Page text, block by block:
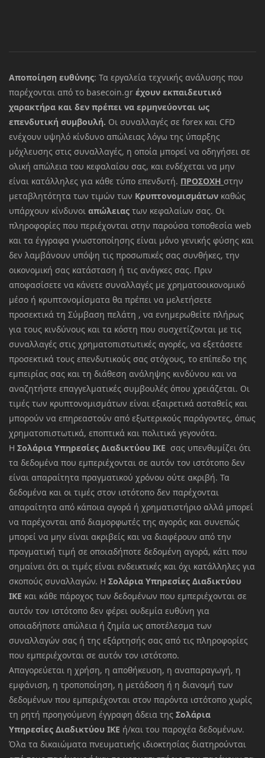
Αποποίηση ευθύνης: Τα εργαλεία τεχνικής ανάλυσης που
παρέχονται από το basecoin.gr έχουν εκπαιδευτικό
χαρακτήρα και δεν πρέπει να ερμηνεύονται ως
επενδυτική συμβουλή. Οι συναλλαγές σε forex και CFD
ενέχουν υψηλό κίνδυνο απώλειας λόγω της ύπαρξης
μόχλευσης στις συναλλαγές, η οποία μπορεί να οδηγήσει σε
ολική απώλεια του κεφαλαίου σας, και ενδέχεται να μην
είναι κατάλληλες για κάθε τύπο επενδυτή. ΠΡΟΣΟΧΗ στην
μεταβλητότητα των τιμών των Κρυπτονομισμάτων καθώς
υπάρχουν κίνδυνοι απώλειας των κεφαλαίων σας. Οι
πληροφορίες που περιέχονται στην παρούσα τοποθεσία web
και τα έγγραφα γνωστοποίησης είναι μόνο γενικής φύσης και
δεν λαμβάνουν υπόψη τις προσωπικές σας συνθήκες, την
οικονομική σας κατάσταση ή τις ανάγκες σας. Πριν
αποφασίσετε να κάνετε συναλλαγές με χρηματοοικονομικό
μέσο ή κρυπτονομίσματα θα πρέπει να μελετήσετε
προσεκτικά τη Σύμβαση πελάτη , να ενημερωθείτε πλήρως
για τους κινδύνους και τα κόστη που συσχετίζονται με τις
συναλλαγές στις χρηματοπιστωτικές αγορές, να εξετάσετε
προσεκτικά τους επενδυτικούς σας στόχους, το επίπεδο της
εμπειρίας σας και τη διάθεση ανάληψης κινδύνου και να
αναζητήστε επαγγελματικές συμβουλές όπου χρειάζεται. Οι
τιμές των κρυπτονομισμάτων είναι εξαιρετικά ασταθείς και
μπορούν να επηρεαστούν από εξωτερικούς παράγοντες, όπως
χρηματοπιστωτικά, εποπτικά και πολιτικά γεγονότα.
Η Σολάρια Υπηρεσίες Διαδικτύου ΙΚΕ σας υπενθυμίζει ότι
τα δεδομένα που εμπεριέχονται σε αυτόν τον ιστότοπο δεν
είναι απαραίτητα πραγματικού χρόνου ούτε ακριβή. Τα
δεδομένα και οι τιμές στον ιστότοπο δεν παρέχονται
απαραίτητα από κάποια αγορά ή χρηματιστήριο αλλά μπορεί
να παρέχονται από διαμορφωτές της αγοράς και συνεπώς
μπορεί να μην είναι ακριβείς και να διαφέρουν από την
πραγματική τιμή σε οποιαδήποτε δεδομένη αγορά, κάτι που
σημαίνει ότι οι τιμές είναι ενδεικτικές και όχι κατάλληλες για
σκοπούς συναλλαγών. Η Σολάρια Υπηρεσίες Διαδικτύου
ΙΚΕ και κάθε πάροχος των δεδομένων που εμπεριέχονται σε
αυτόν τον ιστότοπο δεν φέρει ουδεμία ευθύνη για
οποιαδήποτε απώλεια ή ζημία ως αποτέλεσμα των
συναλλαγών σας ή της εξάρτησής σας από τις πληροφορίες
που εμπεριέχονται σε αυτόν τον ιστότοπο.
Απαγορεύεται η χρήση, η αποθήκευση, η αναπαραγωγή, η
εμφάνιση, η τροποποίηση, η μετάδοση ή η διανομή των
δεδομένων που εμπεριέχονται στον παρόντα ιστότοπο χωρίς
τη ρητή προηγούμενη έγγραφη άδεια της Σολάρια
Υπηρεσίες Διαδικτύου ΙΚΕ ή/και του παροχέα δεδομένων.
Όλα τα δικαιώματα πνευματικής ιδιοκτησίας διατηρούνται